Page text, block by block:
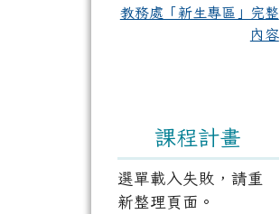
教務處「新生專區」完整
內容
課程計畫
選單載入失敗，請重
新整理頁面。